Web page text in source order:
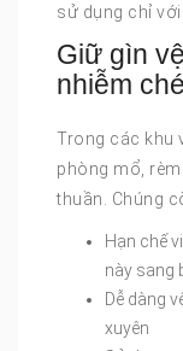
sử dụng chỉ
Giữ gìn
nhiễm
Trong các khu
phòng mổ,
thuần. Chúng
Hạn chế
này sang
Dễ dàng
xuyên